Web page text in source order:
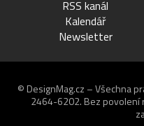
RSS kanál
Kalendář
Newsletter
© DesignMag.cz – Všechna
2464-6202. Bez povolení